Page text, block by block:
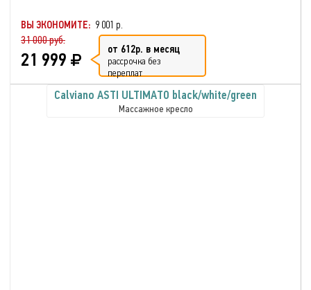
ВЫ ЭКОНОМИТЕ: 9 001 р.
31 000 руб.
21 999 от 612р. в месяц
рассрочка без
переплат
Calviano ASTI ULTIMATO black/white/green
Массажное кресло